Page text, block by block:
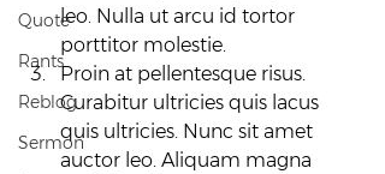
Quote
Rants
Reblog
Sermon
leo. Nulla ut arcu id tortor
porttitor molestie.
Proin at pellentesque risus.
Curabitur ultricies quis lacus
quis ultricies. Nunc sit amet
auctor leo. Aliquam magna